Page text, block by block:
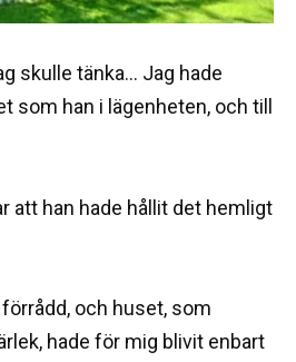
skulle tänka… Jag hade
som han i lägenheten, och till
att han hade hållit det hemligt
och huset, som
hade för mig blivit enbart